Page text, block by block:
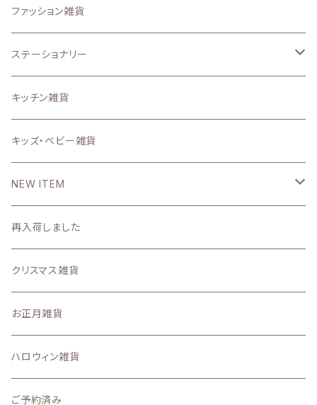
その他のオリジナル雑貨
うちの子グッズ
写真で作るうちの子グッズ
.etcガーデン雑貨
マット、マルチカバー
置物・オブジェ
インテリア雑貨小物
壁掛け時計・照明
DIYパーツ
ドライフラワー
ファッション雑貨
ステーショナリー
スタンプ
ステーショナリー雑貨
キッチン雑貨
キッズ・ベビー雑貨
NEW ITEM
2026
7月
6月
2025
11月の新着商品
10月の新着商品
再入荷しました
クリスマス雑貨
お正月雑貨
ハロウィン雑貨
ご予約済み